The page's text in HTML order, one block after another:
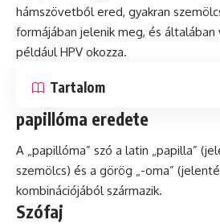
hámszövetből ered, gyakran
formájában jelenik meg, és általában
például HPV okozza.
Tartalom
papillóma eredete
A „papillóma” szó a latin „papilla”
szemölcs) és a görög „-oma”
kombinációjából származik.
Szófaj